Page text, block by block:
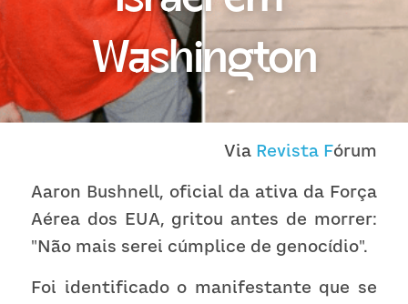
Receba atualizações
Washington
Via Revista Fórum
Aaron Bushnell, oficial da ativa da Força
Aérea dos EUA, gritou antes de morrer:
"Não mais serei cúmplice de genocídio".
Foi identificado o manifestante que se